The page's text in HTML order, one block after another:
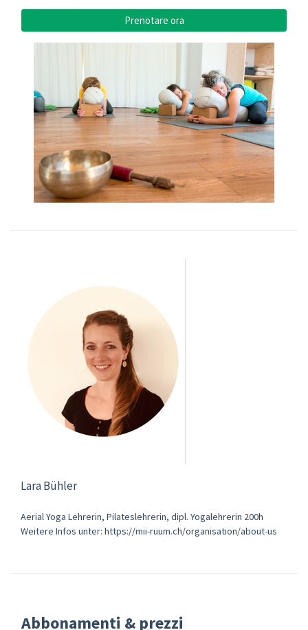
Prenotare ora
Lara Bühler
Aerial Yoga Lehrerin, Pilateslehrerin, dipl. Yogalehrerin 200h
Weitere Infos unter: https://mii-ruum.ch/organisation/about-us
Abbonamenti & prezzi